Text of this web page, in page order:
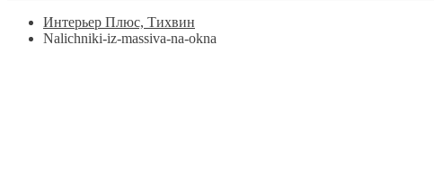
Интерьер Плюс, Тихвин
Nalichniki-iz-massiva-na-okna